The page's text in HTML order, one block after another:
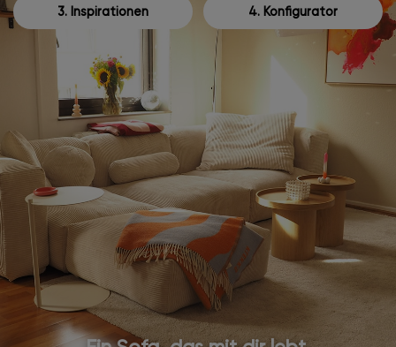
3. Inspirationen 4. Konfigurator